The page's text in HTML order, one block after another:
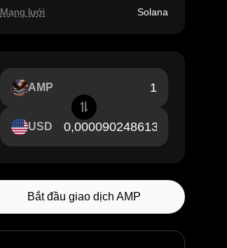
Mạng lưới Solana
AMP
USD
Bắt đầu giao dịch AMP